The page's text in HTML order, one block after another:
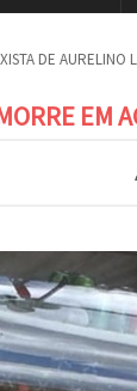
DE AURELINO
EM